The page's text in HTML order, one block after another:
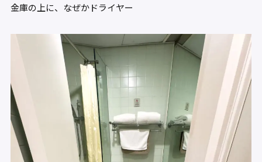
金庫の上に、なぜかドライヤー